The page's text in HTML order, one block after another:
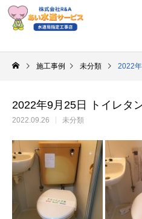
施工事例 未分類 2022
2022年9月25日 トイレタ
2022.09.26 未分類